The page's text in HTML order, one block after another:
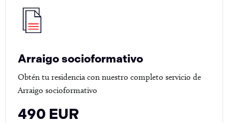
Arraigo socioformativo
Obtén tu residencia con nuestro completo servicio de
Arraigo socioformativo
490 EUR